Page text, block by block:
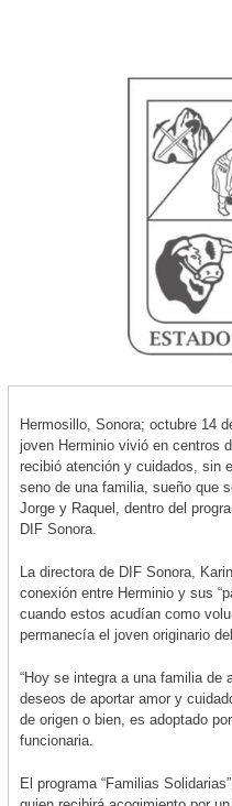
Hermosillo, Sonora; octubre 14
joven Herminio vivió en centros
recibió atención y cuidados, sin
seno de una familia, sueño que
Jorge y Raquel, dentro del
DIF Sonora.
La directora de DIF Sonora,
conexión entre Herminio y sus
cuando estos acudían como
permanecía el joven originario
“Hoy se integra a una familia de
deseos de aportar amor y
de origen o bien, es adoptado
funcionaria.
El programa “Familias